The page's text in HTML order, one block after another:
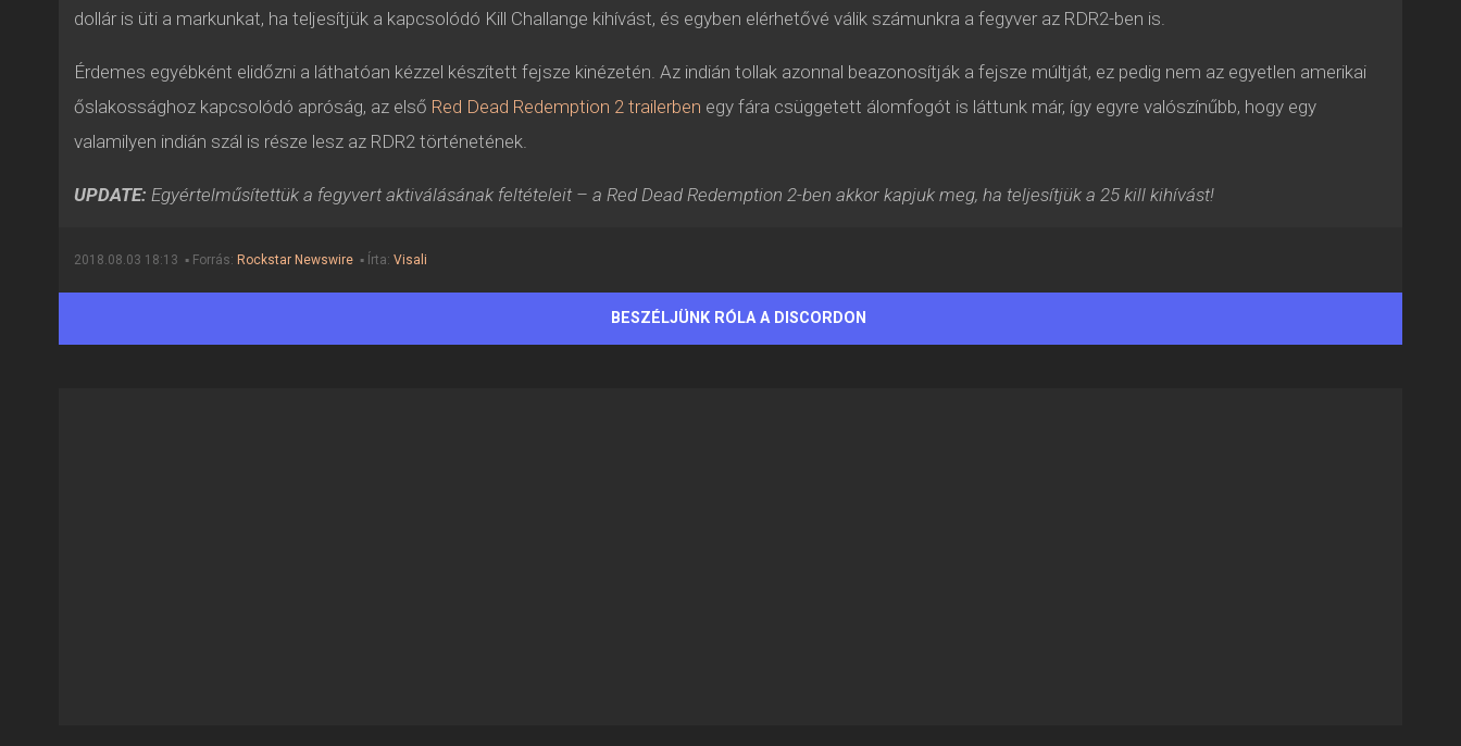
dollár is üti a markunkat, ha teljesítjük a kapcsolódó Kill Challange kihívást, és egyben elérhetővé válik számunkra a fegyver az RDR2-ben is.
Érdemes egyébként elidőzni a láthatóan kézzel készített fejsze kinézetén. Az indián tollak azonnal beazonosítják a fejsze múltját, ez pedig nem az egyetlen amerikai
őslakossághoz kapcsolódó apróság, az első Red Dead Redemption 2 trailerben egy fára csüggetett álomfogót is láttunk már, így egyre valószínűbb, hogy egy
valamilyen indián szál is része lesz az RDR2 történetének.
UPDATE: Egyértelműsítettük a fegyvert aktiválásának feltételeit – a Red Dead Redemption 2-ben akkor kapjuk meg, ha teljesítjük a 25 kill kihívást!
2018.08.03 18:13 ▪ Forrás: Rockstar Newswire▪ Írta: Visali
BESZÉLJÜNK RÓLA A DISCORDON